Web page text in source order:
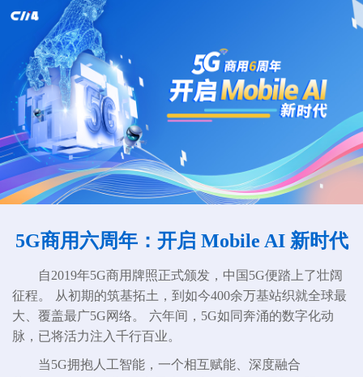
5G商用六周年：开启 Mobile AI 新时代
自2019年5G商用牌照正式颁发，中国5G便踏上了壮阔
征程。
从初期的筑基拓土，到如今400余万基站织就全球最
大、覆盖最广5G网络。
六年间，5G如同奔涌的数字化动
脉，已将活力注入千行百业。
当5G拥抱人工智能，一个相互赋能、深度融合